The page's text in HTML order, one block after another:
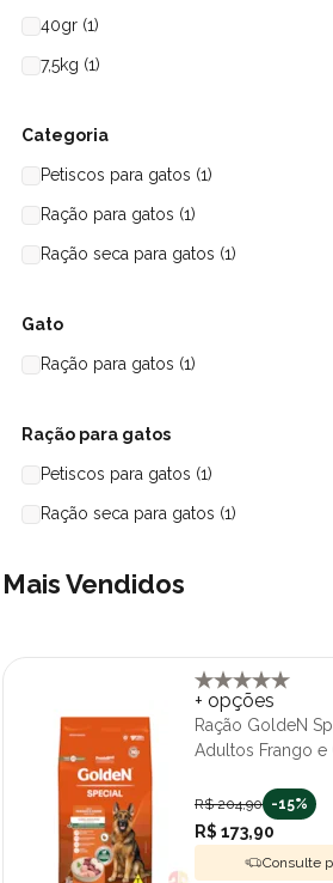
40gr (1)
7,5kg (1)
Categoria
Petiscos para gatos (1)
Ração para gatos (1)
Ração seca para gatos (1)
Gato
Ração para gatos (1)
Ração para gatos
Petiscos para gatos (1)
Ração seca para gatos (1)
Mais Vendidos
+ opções
Ração GoldeN
Adultos Frango e
R$ 204,90 -15%
R$ 173,90
Consulte